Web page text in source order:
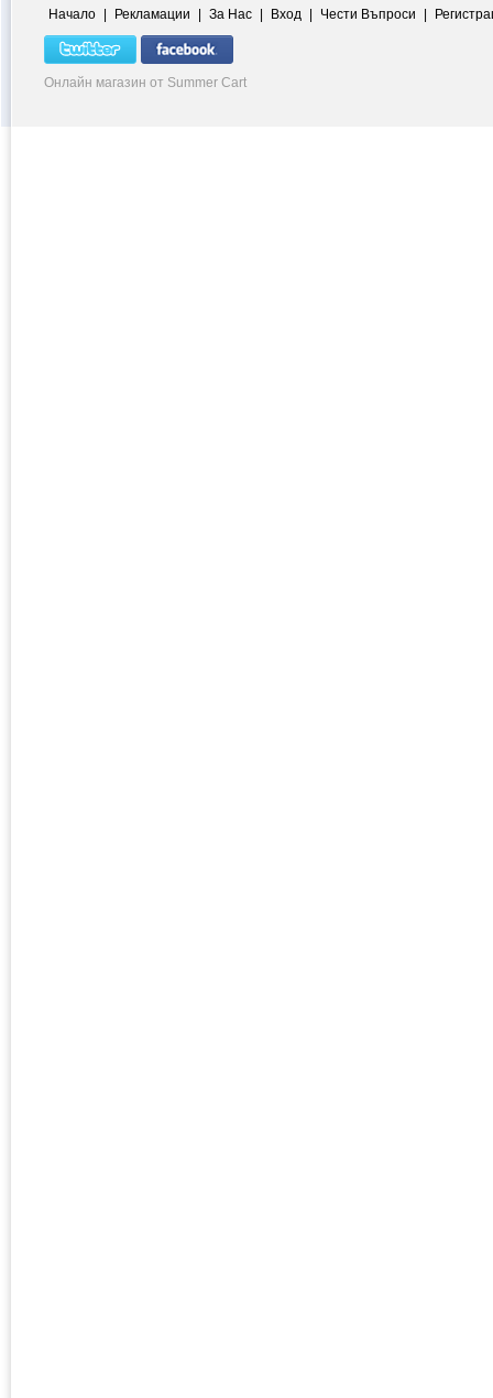
Начало | Рекламации | За Нас | Вход | Чести Въпроси |
Онлайн магазин от Summer Cart